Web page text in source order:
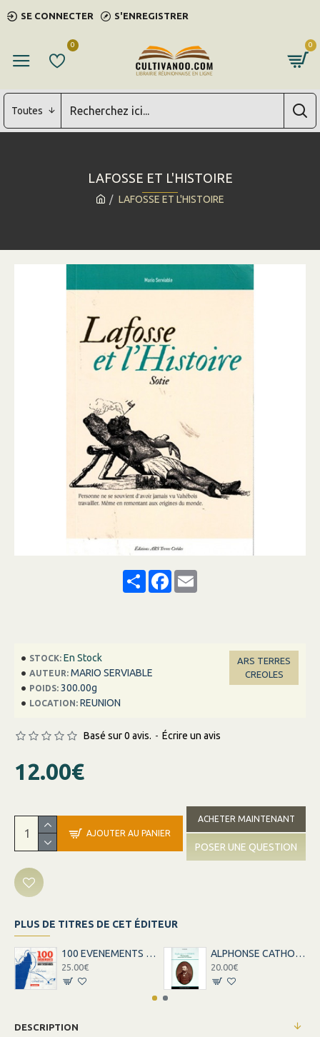
SE CONNECTER S'ENREGISTRER
0 0
Toutes
LAFOSSE ET L'HISTOIRE
LAFOSSE ET L'HISTOIRE
ShareFacebook
Email
STOCK: En Stock
AUTEUR: MARIO SERVIABLE
POIDS: 300.00g
LOCATION: REUNION
ARS TERRES
CREOLES
Basé sur 0 avis. - Écrire un avis
12.00€
AJOUTER AU PANIER
ACHETER MAINTENANT
POSER UNE QUESTION
PLUS DE TITRES DE CET ÉDITEUR
100 EVENEMENTS DE LA LIGNE LA REUNION-MARSEILLE
25.00€
ALPHONSE CATHOU PHOTOGRAPHE - ANCIEN ESCLAVE DE LA REUNION
20.00€
DESCRIPTION